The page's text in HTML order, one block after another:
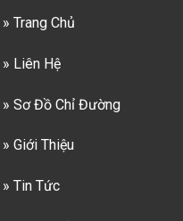
» Trang Chủ
» Liên Hệ
» Sơ Đồ Chỉ Đường
» Giới Thiệu
» Tin Tức